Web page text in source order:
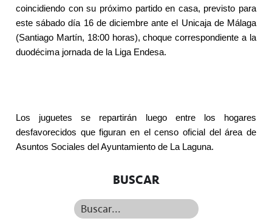
coincidiendo con su próximo partido en casa, previsto para
este sábado día 16 de diciembre ante el Unicaja de Málaga
(Santiago Martín, 18:00 horas), choque correspondiente a la
duodécima jornada de la Liga Endesa.
Los juguetes se repartirán luego entre los hogares
desfavorecidos que figuran en el censo oficial del área de
Asuntos Sociales del Ayuntamiento de La Laguna.
BUSCAR
Buscar...